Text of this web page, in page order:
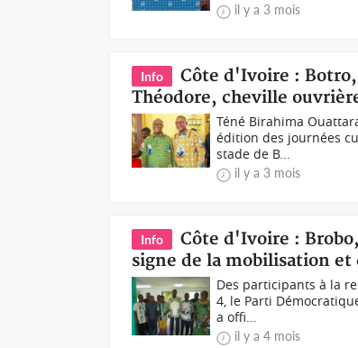
il y a 3 mois
Info
Côte d'Ivoire :
Théodore, cheville
Téné Birahima
édition des journées
stade de B...
il y a 3 mois
Info
Côte d'Ivoire :
signe de la mobilisation
Des participants à la
4, le Parti
a offi...
il y a 4 mois